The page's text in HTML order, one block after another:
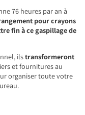
76 heures par an à
pour crayons
fin à ce gaspillage de
ilstransformeront
et fournitures au
organiser toute votre